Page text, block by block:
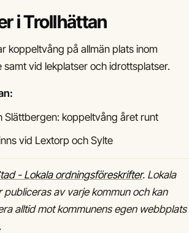
i Trollhättan
koppeltvång på allmän plats inom
vid lekplatser och idrottsplatser.
Slättbergen: koppeltvång året runt
vid Lextorp och Sylte
- Lokala ordningsföreskrifter. Lokala
av varje kommun och kan
alltid mot kommunens egen webbplats